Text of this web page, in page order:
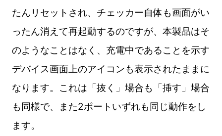
たんリセットされ、チェッカー自体も画面がい
ったん消えて再起動するのですが、本製品はそ
のようなことはなく、充電中であることを示す
デバイス画面上のアイコンも表示されたままに
なります。これは「抜く」場合も「挿す」場合
も同様で、また2ポートいずれも同じ動作をし
ます。